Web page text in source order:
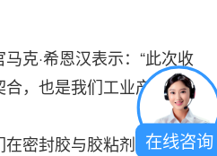
克·希恩汉表示：“此次收
，也是我们工业产品线的
密封胶与胶粘剂精准喷涂
在线咨询